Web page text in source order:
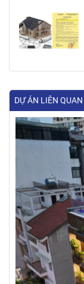
DỰ ÁN LIÊN QUAN